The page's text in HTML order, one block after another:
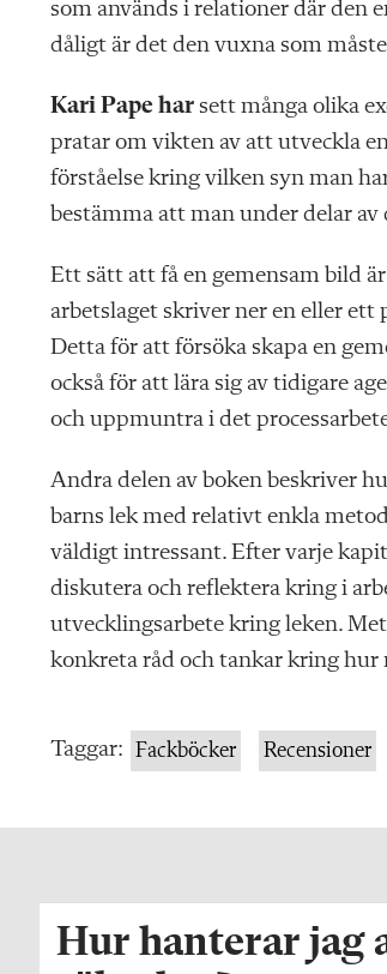
som används i relationer där den
dåligt är det den vuxna som
Kari Pape har sett många olika
pratar om vikten av att utveckla
förståelse kring vilken syn man
bestämma att man under delar av
Ett sätt att få en gemensam bild
arbetslaget skriver ner en eller ett
Detta för att försöka skapa en
också för att lära sig av tidigare
och uppmuntra i det
Andra delen av boken beskriver
barns lek med relativt enkla
väldigt intressant. Efter varje
diskutera och reflektera kring i
utvecklingsarbete kring leken.
kon­kreta råd och tankar kring hur
Taggar: Fackböcker Recensioner
Hur hanterar jag